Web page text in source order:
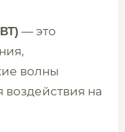
— это
волны
воздействия на